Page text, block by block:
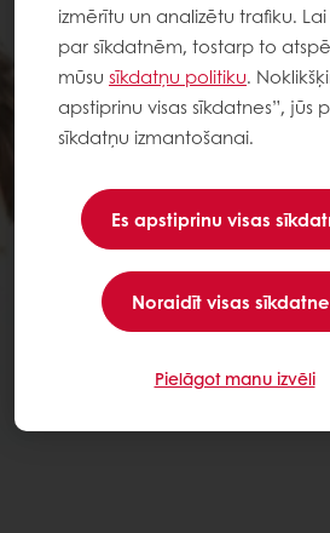
izmērītu un analizētu trafiku.
par sīkdatnēm, tostarp to
mūsu sīkdatņu politiku.
apstiprinu visas sīkdatnes”, jūs
sīkdatņu izmantošanai.
Es apstiprinu visas
Noraidīt visas
Pielāgot manu izvēli